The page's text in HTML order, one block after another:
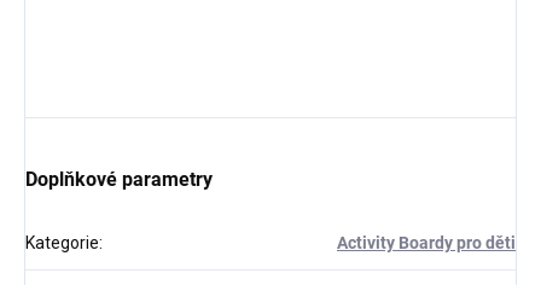
Doplňkové parametry
Kategorie: Activity Boardy pro děti